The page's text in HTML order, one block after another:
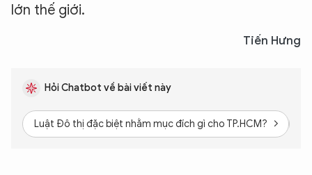
lớn thế giới.
Tiến Hưng
Hỏi Chatbot về bài viết này
Luật Đô thị đặc biệt nhằm mục đích gì cho TP.HCM?